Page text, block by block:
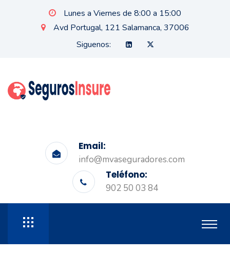
Lunes a Viernes de 8:00 a 15:00
Avd Portugal, 121 Salamanca, 37006
Siguenos:
Email:
info@mvaseguradores.com
Teléfono:
902 50 03 84